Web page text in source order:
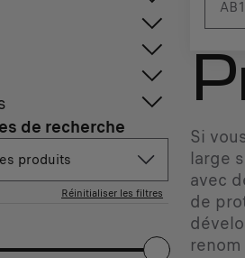
de recherche
produits
Réinitialiser les filtres
Si
large
avec
de